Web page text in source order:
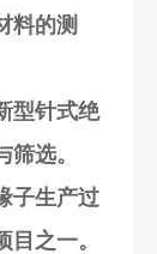
料的测
型针式绝
选。
子生产过
之一。